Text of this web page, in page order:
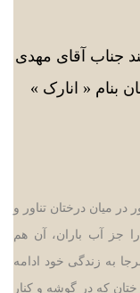
جناب آقای مهدی
بنام « انارک »
میان درختان تناور و
جز آب باران، آن هم
به زندگی خود ادامه
که در گوشه و کنار